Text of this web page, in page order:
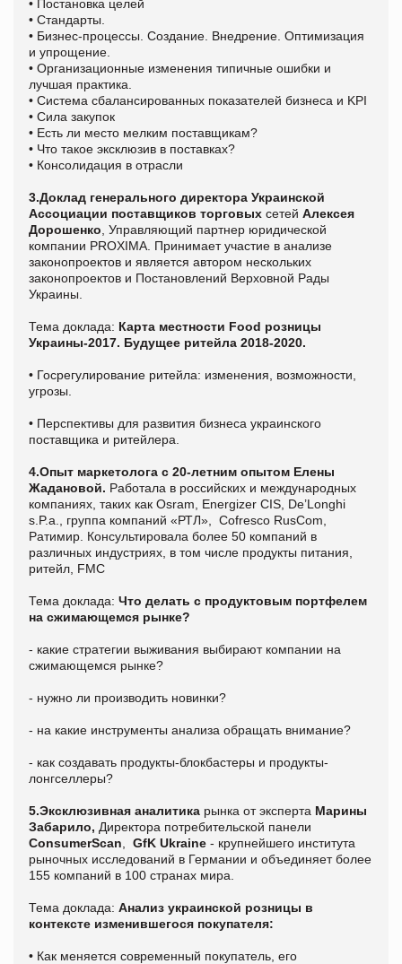
• Постановка целей
• Стандарты.
• Бизнес-процессы. Создание. Внедрение. Оптимизация
и упрощение.
• Организационные изменения типичные ошибки и
лучшая практика.
• Система сбалансированных показателей бизнеса и KPI
• Сила закупок
• Есть ли место мелким поставщикам?
• Что такое эксклюзив в поставках?
• Консолидация в отрасли
3.Доклад генерального директора Украинской
Ассоциации поставщиков торговых сетей Алексея
Дорошенко , Управляющий партнер юридической
компании PROXIMA. Принимает участие в анализе
законопроектов и является автором нескольких
законопроектов и Постановлений Верховной Рады
Украины.
Тема доклада: Карта местности Food розницы
Украины-2017. Будущее ритейла 2018-2020.
• Госрегулирование ритейла: изменения, возможности,
угрозы.
• Перспективы для развития бизнеса украинского
поставщика и ритейлера.
4.Опыт маркетолога с 20-летним опытом Елены
Жадановой. Работала в российских и международных
компаниях, таких как Osram, Energizer CIS, De’Longhi
s.P.a., группа компаний «РТЛ», Cofresco RusCom,
Ратимир. Консультировала более 50 компаний в
различных индустриях, в том числе продукты питания,
ритейл, FMC
Тема доклада: Что делать с продуктовым портфелем
на сжимающемся рынке?
- какие стратегии выживания выбирают компании на
сжимающемся рынке?
- нужно ли производить новинки?
- на какие инструменты анализа обращать внимание?
- как создавать продукты-блокбастеры и продукты-
лонгселлеры?
5.Эксклюзивная аналитика рынка от эксперта Марины
Забарило, Директора потребительской панели
ConsumerScan
GfK Ukraine - крупнейшего института
рыночных исследований в Германии и объединяет более
155 компаний в 100 странах мира.
Тема доклада: Анализ украинской розницы в
контексте изменившегося покупателя:
• Как меняется современный покупатель, его